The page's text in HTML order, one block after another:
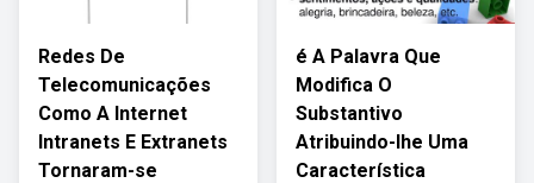
Redes De
Telecomunicações
Como A Internet
Intranets E Extranets
Tornaram-se
é A Palavra Que
Modifica O
Substantivo
Atribuindo-lhe Uma
Característica